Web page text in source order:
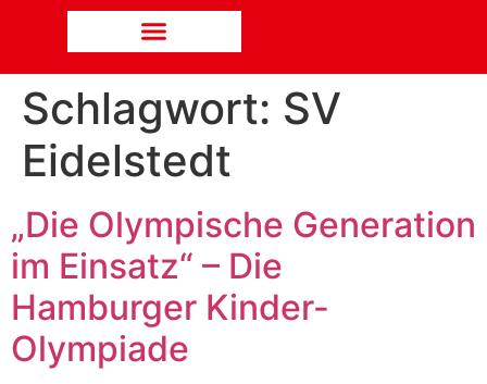
Schlagwort: SV
Eidelstedt
„Die Olympische Generation
im Einsatz“ – Die
Hamburger Kinder-
Olympiade